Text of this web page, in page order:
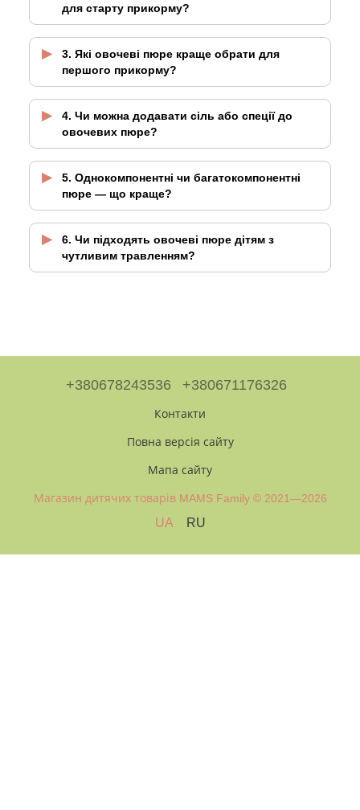
для старту прикорму?
3. Які овочеві пюре краще обрати для
першого прикорму?
4. Чи можна додавати сіль або спеції до
овочевих пюре?
5. Однокомпонентні чи багатокомпонентні
пюре — що краще?
6. Чи підходять овочеві пюре дітям з
чутливим травленням?
+380678243536 +380671176326
Контакти
Повна версія сайту
Мапа сайту
Магазин дитячих товарів MAMS Family © 2021—2026
UA RU